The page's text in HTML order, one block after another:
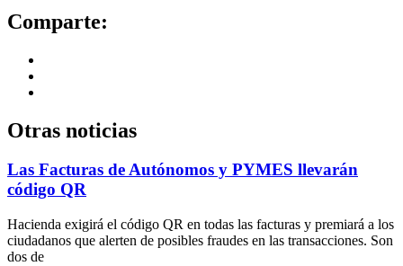
Comparte:
Otras noticias
Las Facturas de Autónomos y PYMES llevarán
código QR
Hacienda exigirá el código QR en todas las facturas y premiará a los
ciudadanos que alerten de posibles fraudes en las transacciones. Son
dos de